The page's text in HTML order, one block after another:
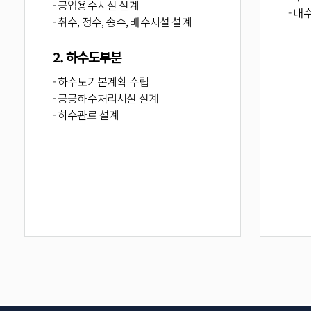
- 공업용수시설 설계
- 취수, 정수, 송수, 배수시설 설계
2. 하수도부분
- 하수도기본계획 수립
- 공공하수처리시설 설계
- 하수관로 설계
- 내